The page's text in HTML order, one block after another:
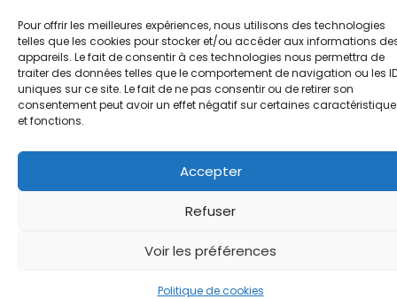
Pour offrir les meilleures expériences, nous utilisons des technologies
telles que les cookies pour stocker et/ou accéder aux informations
appareils. Le fait de consentir à ces technologies nous permettra de
traiter des données telles que le comportement de navigation ou les
uniques sur ce site. Le fait de ne pas consentir ou de retirer son
consentement peut avoir un effet négatif sur certaines
et fonctions.
Accepter
Refuser
Voir les préférences
Politique de cookies